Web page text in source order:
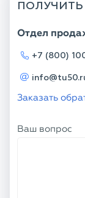
Отдел
+7 (800)
Заказать
Ваш вопрос